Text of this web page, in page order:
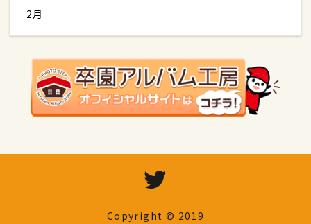
2月
Copyright © 2019